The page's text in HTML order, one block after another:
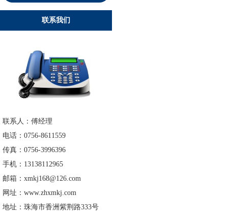
联系我们
联系人：傅经理
电话：0756-8611559
传真：0756-3996396
手机：13138112965
邮箱：xmkj168@126.com
网址：www.zhxmkj.com
地址：珠海市香洲紫荆路333号